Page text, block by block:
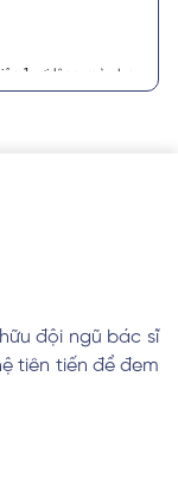
1 sợi lông mày bạc,
nữ xấu theo quan
cho nam giới hiệu
đội ngũ bác sĩ
tiên tiến để đem